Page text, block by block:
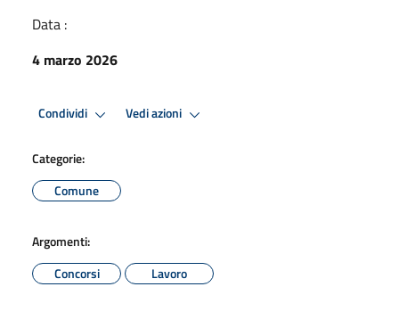
Data :
4 marzo 2026
Condividi Vedi azioni
Categorie:
Comune
Argomenti:
Concorsi
Lavoro